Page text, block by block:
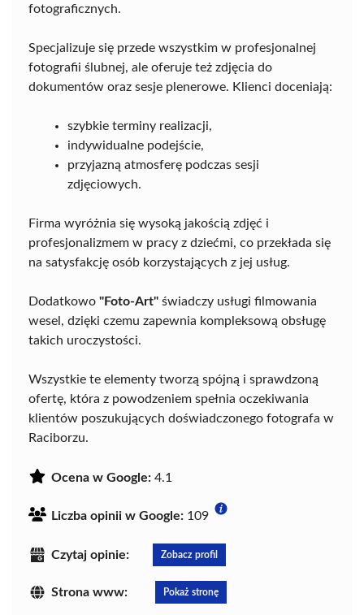
fotograficznych.
Specjalizuje się przede wszystkim w profesjonalnej
fotografii ślubnej, ale oferuje też zdjęcia do
dokumentów oraz sesje plenerowe. Klienci doceniają:
szybkie terminy realizacji,
indywidualne podejście,
przyjazną atmosferę podczas sesji
zdjęciowych.
Firma wyróżnia się wysoką jakością zdjęć i
profesjonalizmem w pracy z dziećmi, co przekłada się
na satysfakcję osób korzystających z jej usług.
Dodatkowo "Foto-Art" świadczy usługi filmowania
wesel, dzięki czemu zapewnia kompleksową obsługę
takich uroczystości.
Wszystkie te elementy tworzą spójną i sprawdzoną
ofertę, która z powodzeniem spełnia oczekiwania
klientów poszukujących doświadczonego fotografa w
Raciborzu.
Ocena w Google: 4.1
Liczba opinii w Google: 109
Czytaj opinie: Zobacz profil
Strona www: Pokaż stronę